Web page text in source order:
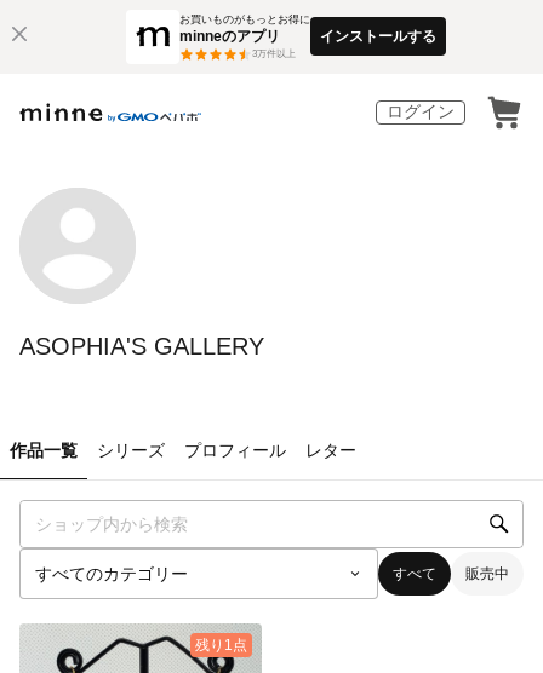
お買いものがもっとお得に
minneのアプリ
3万件以上
インストールする
ログイン
ASOPHIA'S GALLERY
作品一覧 シリーズ プロフィール レター
すべて 販売中
残り1点